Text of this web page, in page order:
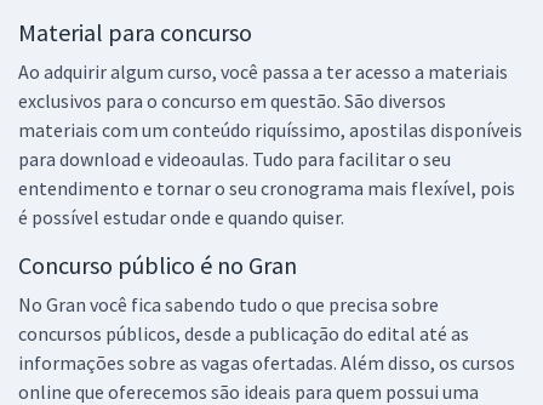
Material para concurso
Ao adquirir algum curso, você passa a ter acesso a materiais
exclusivos para o concurso em questão. São diversos
materiais com um conteúdo riquíssimo, apostilas disponíveis
para download e videoaulas. Tudo para facilitar o seu
entendimento e tornar o seu cronograma mais flexível, pois
é possível estudar onde e quando quiser.
Concurso público é no Gran
No Gran você fica sabendo tudo o que precisa sobre
concursos públicos, desde a publicação do edital até as
informações sobre as vagas ofertadas. Além disso, os cursos
online que oferecemos são ideais para quem possui uma